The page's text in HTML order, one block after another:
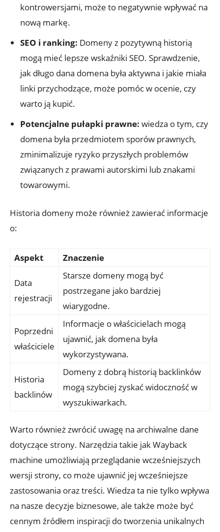
kontrowersjami, może to negatywnie wpływać na
nową markę.
SEO i ranking: Domeny z pozytywną historią
mogą mieć lepsze wskaźniki SEO. Sprawdzenie,
jak długo dana domena była aktywna i jakie miała
linki przychodzące, może pomóc w ocenie, czy
warto ją kupić.
Potencjalne pułapki prawne: wiedza o tym, czy
domena była przedmiotem sporów prawnych,
zminimalizuje ryzyko przyszłych problemów
związanych z prawami autorskimi lub znakami
towarowymi.
Historia domeny może również zawierać informacje
o:
Aspekt Znaczenie
Data
rejestracji
Starsze domeny mogą być
postrzegane jako bardziej
wiarygodne.
Poprzedni
właściciele
Informacje o właścicielach mogą
ujawnić, jak domena była
wykorzystywana.
Historia
backlinów
Domeny z dobrą historią backlinków
mogą szybciej zyskać widoczność w
wyszukiwarkach.
Warto również zwrócić uwagę na archiwalne dane
dotyczące strony. Narzędzia takie jak Wayback
machine umożliwiają przeglądanie wcześniejszych
wersji strony, co może ujawnić jej wcześniejsze
zastosowania oraz treści. Wiedza ta nie tylko wpływa
na nasze decyzje biznesowe, ale także może być
cennym źródłem inspiracji do tworzenia unikalnych